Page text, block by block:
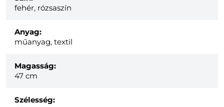
fehér, rózsaszín
Anyag:
műanyag, textil
Magasság:
47 cm
Szélesség: